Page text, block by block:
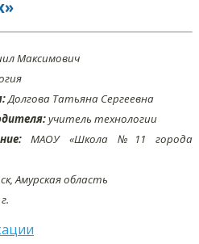
Максимович
Долгова Татьяна Сергеевна
учитель технологии
МАОУ «Школа №11 города
Амурская область